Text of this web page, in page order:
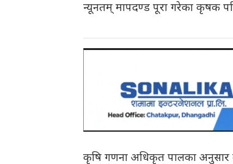
न्यूनतम् मापदण्ड पूरा गरेका कृषक
कृषि गणना अधिकृत पालका अनुसार